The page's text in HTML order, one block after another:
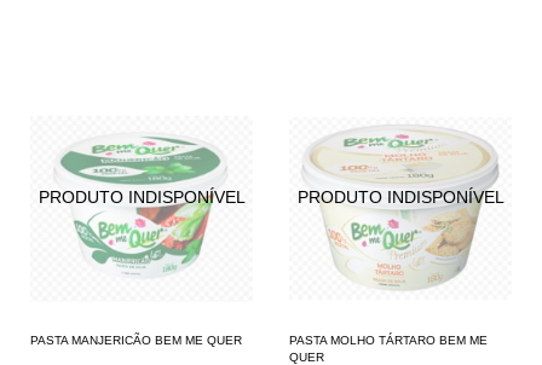
PASTA MANJERICÃO BEM ME QUER
PASTA MOLHO TÁRTARO BEM ME
QUER